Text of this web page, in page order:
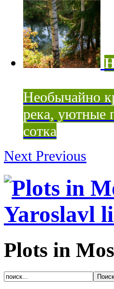
Необычайно
река, уютные
сотка
Next Previous
Plots in